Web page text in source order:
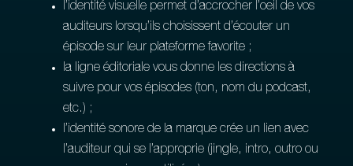
l’identité visuelle permet d’accrocher l’oeil de vos
auditeurs lorsqu’ils choisissent d’écouter un
épisode sur leur plateforme favorite ;
la ligne éditoriale vous donne les directions à
suivre pour vos épisodes (ton, nom du podcast,
etc.) ;
l’identité sonore de la marque crée un lien avec
l’auditeur qui se l’approprie (jingle, intro, outro ou